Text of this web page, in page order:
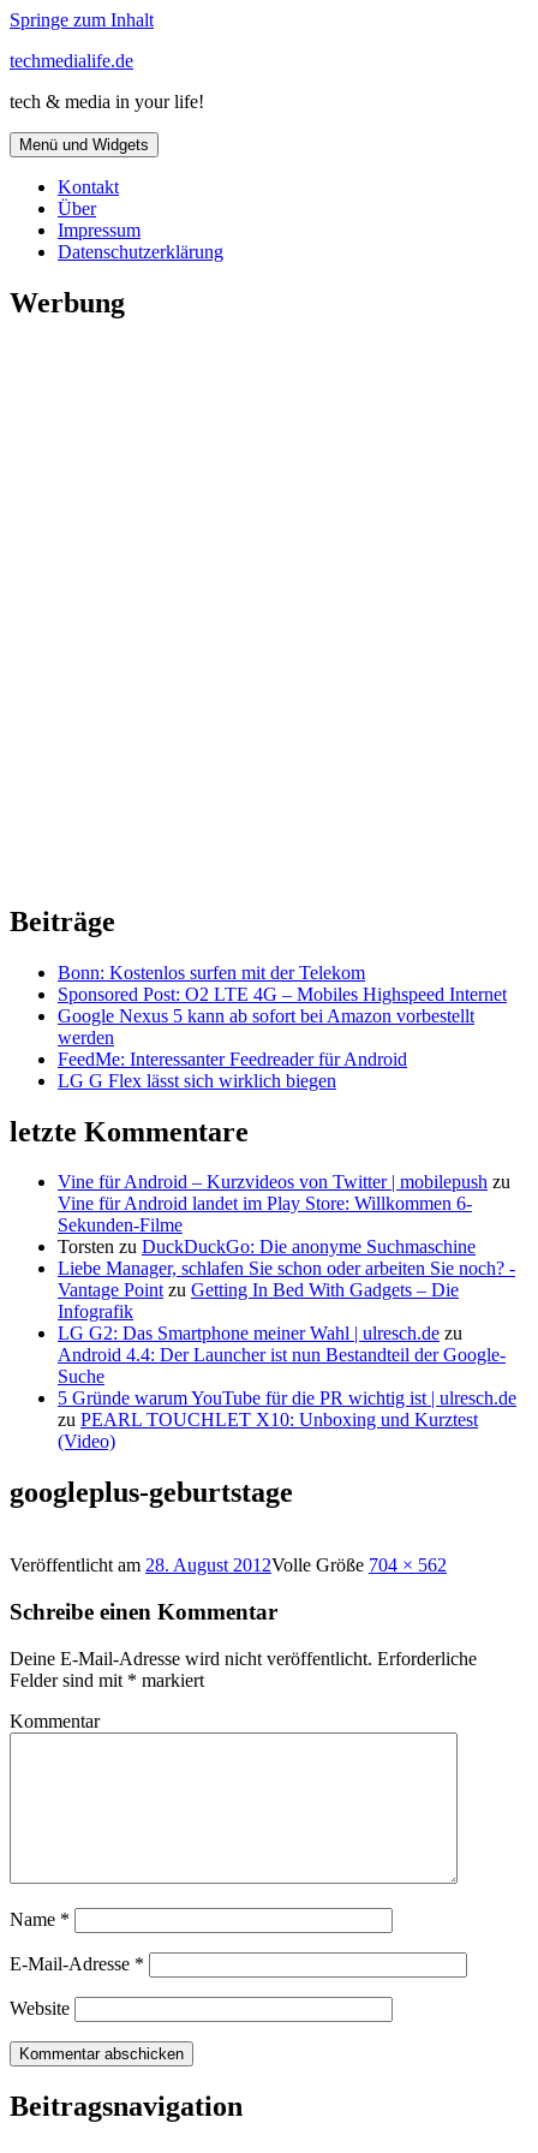
Springe zum Inhalt
techmedialife.de
tech & media in your life!
Menü und Widgets
Kontakt
Über
Impressum
Datenschutzerklärung
Werbung
Beiträge
Bonn: Kostenlos surfen mit der Telekom
Sponsored Post: O2 LTE 4G – Mobiles Highspeed Internet
Google Nexus 5 kann ab sofort bei Amazon vorbestellt
werden
FeedMe: Interessanter Feedreader für Android
LG G Flex lässt sich wirklich biegen
letzte Kommentare
Vine für Android – Kurzvideos von Twitter | mobilepush zu
Vine für Android landet im Play Store: Willkommen 6-
Sekunden-Filme
Torsten zu DuckDuckGo: Die anonyme Suchmaschine
Liebe Manager, schlafen Sie schon oder arbeiten Sie noch? -
Vantage Pointzu Getting In Bed With Gadgets – Die
Infografik
LG G2: Das Smartphone meiner Wahl | ulresch.de zu
Android 4.4: Der Launcher ist nun Bestandteil der Google-
Suche
5 Gründe warum YouTube für die PR wichtig ist | ulresch.de
zu PEARL TOUCHLET X10: Unboxing und Kurztest
(Video)
googleplus-geburtstage
Veröffentlicht am 28. August 2012Volle Größe 704 × 562
Schreibe einen Kommentar
Deine E-Mail-Adresse wird nicht veröffentlicht. Erforderliche
Felder sind mit * markiert
Kommentar
Name *
E-Mail-Adresse *
Website
Beitragsnavigation